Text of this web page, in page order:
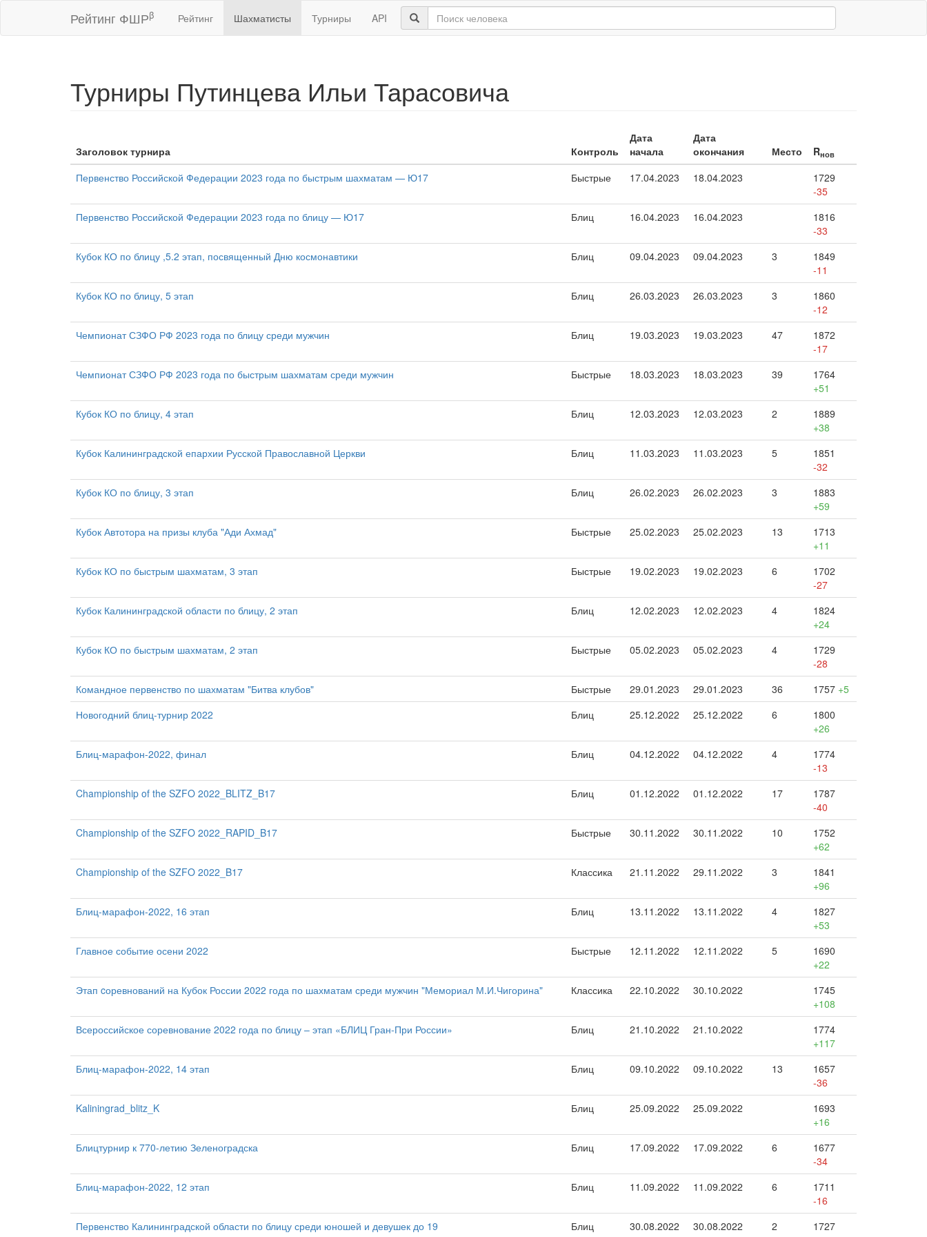
Рейтинг ФШРβ Рейтинг Шахматисты Турниры API
Турниры Путинцева Ильи Тарасовича
Заголовок турнира Контроль
Дата
начала
Дата
окончания
Место Rнов
Первенство Российской Федерации 2023 года по быстрым шахматам — Ю17 Быстрые 17.04.2023 18.04.2023
1729
-35
Первенство Российской Федерации 2023 года по блицу — Ю17
Блиц 16.04.2023 16.04.2023
1816
-33
Кубок КО по блицу ,5.2 этап, посвященный Дню космонавтики
Блиц 09.04.2023 09.04.2023 3
1849
-11
Кубок КО по блицу, 5 этап
Блиц 26.03.2023 26.03.2023 3
1860
-12
Чемпионат СЗФО РФ 2023 года по блицу среди мужчин
Блиц 19.03.2023 19.03.2023 47
1872
-17
Чемпионат СЗФО РФ 2023 года по быстрым шахматам среди мужчин
Быстрые 18.03.2023 18.03.2023 39
1764
+51
Кубок КО по блицу, 4 этап
Блиц 12.03.2023 12.03.2023 2
1889
+38
Кубок Калининградской епархии Русской Православной Церкви
Блиц 11.03.2023 11.03.2023 5
1851
-32
Кубок КО по блицу, 3 этап
Блиц 26.02.2023 26.02.2023 3
1883
+59
Кубок Автотора на призы клуба "Ади Ахмад"
Быстрые 25.02.2023 25.02.2023 13
1713
+11
Кубок КО по быстрым шахматам, 3 этап
Быстрые 19.02.2023 19.02.2023 6
1702
-27
Кубок Калининградской области по блицу, 2 этап
Блиц 12.02.2023 12.02.2023 4
1824
+24
Кубок КО по быстрым шахматам, 2 этап
Быстрые 05.02.2023 05.02.2023 4
1729
-28
Командное первенство по шахматам "Битва клубов"
Быстрые 29.01.2023 29.01.2023 36 1757 +5
Новогодний блиц-турнир 2022
Блиц 25.12.2022 25.12.2022 6
1800
+26
Блиц-марафон-2022, финал
Блиц 04.12.2022 04.12.2022 4
1774
-13
Championship of the SZFO 2022_BLITZ_B17
Блиц 01.12.2022 01.12.2022 17
1787
-40
Championship of the SZFO 2022_RAPID_B17
Быстрые 30.11.2022 30.11.2022 10
1752
+62
Championship of the SZFO 2022_B17
Классика 21.11.2022 29.11.2022 3
1841
+96
Блиц-марафон-2022, 16 этап
Блиц 13.11.2022 13.11.2022 4
1827
+53
Главное событие осени 2022
Быстрые 12.11.2022 12.11.2022 5
1690
+22
Этап cоревнований на Кубок России 2022 года по шахматам среди мужчин "Мемориал М.И.Чигорина"
Классика 22.10.2022 30.10.2022
1745
+108
Всероссийское соревнование 2022 года по блицу – этап «БЛИЦ Гран-При России»
Блиц 21.10.2022 21.10.2022
1774
+117
Блиц-марафон-2022, 14 этап
Блиц 09.10.2022 09.10.2022 13
1657
-36
Kaliningrad_blitz_K
Блиц 25.09.2022 25.09.2022
1693
+16
Блицтурнир к 770-летию Зеленоградска
Блиц 17.09.2022 17.09.2022 6
1677
-34
Блиц-марафон-2022, 12 этап
Блиц 11.09.2022 11.09.2022 6
1711
-16
Первенство Калининградской области по блицу среди юношей и девушек до 19
Блиц 30.08.2022 30.08.2022 2
1727